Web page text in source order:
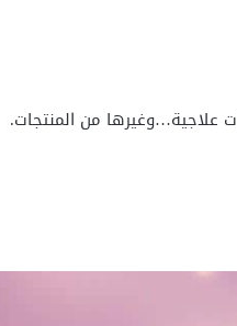
علاجية…وغيرها من المنتجات.